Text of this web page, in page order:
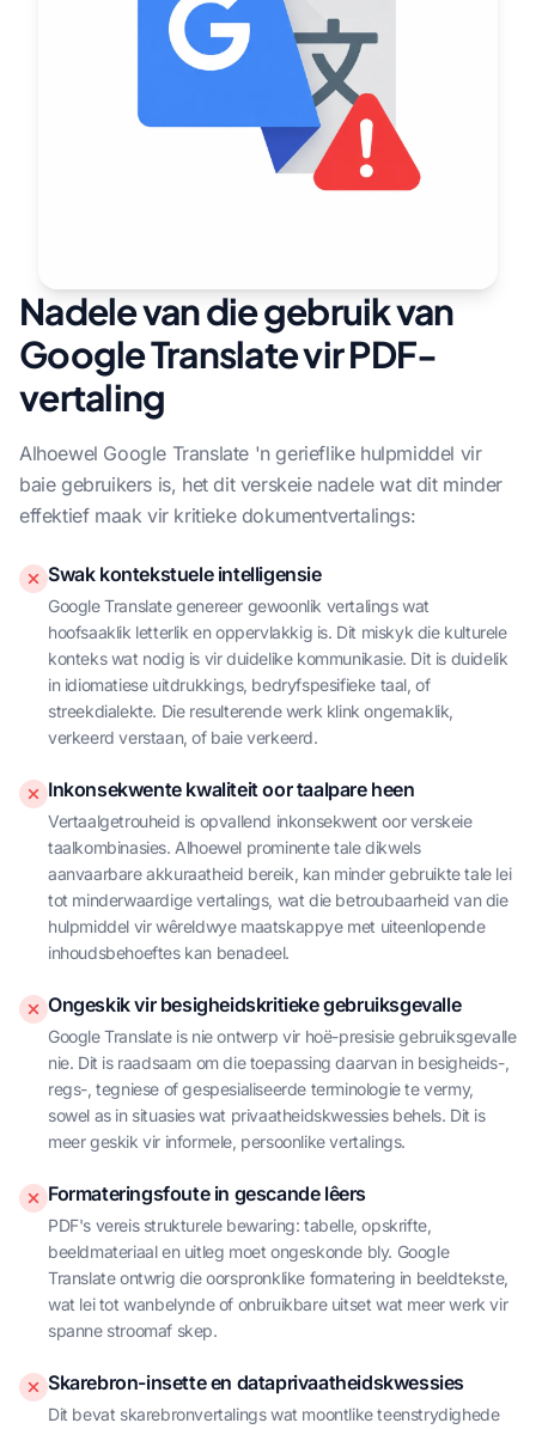
Nadele van die gebruik van
Google Translate vir PDF-
vertaling
Alhoewel Google Translate 'n gerieflike hulpmiddel vir
baie gebruikers is, het dit verskeie nadele wat dit minder
effektief maak vir kritieke dokumentvertalings:
Swak kontekstuele intelligensie
Google Translate genereer gewoonlik vertalings wat
hoofsaaklik letterlik en oppervlakkig is. Dit miskyk die kulturele
konteks wat nodig is vir duidelike kommunikasie. Dit is duidelik
in idiomatiese uitdrukkings, bedryfspesifieke taal, of
streekdialekte. Die resulterende werk klink ongemaklik,
verkeerd verstaan, of baie verkeerd.
Inkonsekwente kwaliteit oor taalpare heen
Vertaalgetrouheid is opvallend inkonsekwent oor verskeie
taalkombinasies. Alhoewel prominente tale dikwels
aanvaarbare akkuraatheid bereik, kan minder gebruikte tale lei
tot minderwaardige vertalings, wat die betroubaarheid van die
hulpmiddel vir wêreldwye maatskappye met uiteenlopende
inhoudsbehoeftes kan benadeel.
Ongeskik vir besigheidskritieke gebruiksgevalle
Google Translate is nie ontwerp vir hoë-presisie gebruiksgevalle
nie. Dit is raadsaam om die toepassing daarvan in besigheids-,
regs-, tegniese of gespesialiseerde terminologie te vermy,
sowel as in situasies wat privaatheidskwessies behels. Dit is
meer geskik vir informele, persoonlike vertalings.
Formateringsfoute in gescande lêers
PDF's vereis strukturele bewaring: tabelle, opskrifte,
beeldmateriaal en uitleg moet ongeskonde bly. Google
Translate ontwrig die oorspronklike formatering in beeldtekste,
wat lei tot wanbelynde of onbruikbare uitset wat meer werk vir
spanne stroomaf skep.
Skarebron-insette en dataprivaatheidskwessies
Dit bevat skarebronvertalings wat moontlike teenstrydighede